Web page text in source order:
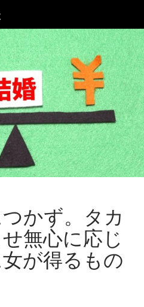
かず。タカ
無心に応じ
が得るもの